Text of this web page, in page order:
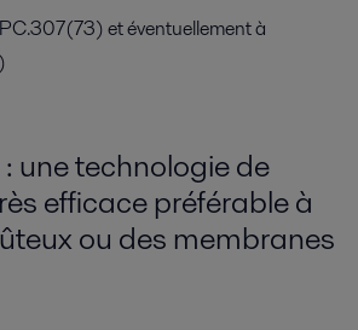
et éventuellement à
une technologie de
efficace préférable à
ou des membranes